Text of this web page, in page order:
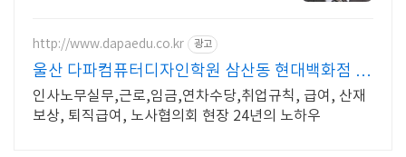
http://www.dapaedu.co.kr 광고
울산 다파컴퓨터디자인학원 삼산동 현대백화점 맞
은편
인사노무실무,근로,임금,연차수당,취업규칙, 급여, 산재
보상, 퇴직급여, 노사협의회 현장 24년의 노하우